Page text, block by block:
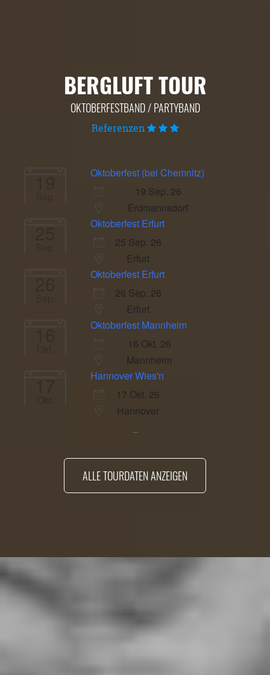
BERGLUFT TOUR
OKTOBERFESTBAND / PARTYBAND
Referenzen
19
Oktoberfest (bei Chemnitz)
19 Sep. 26
Erdmannsdorf
25
Oktoberfest Erfurt
25 Sep. 26
Erfurt
26
Oktoberfest Erfurt
26 Sep. 26
Erfurt
16
Oktoberfest Mannheim
16 Okt. 26
Mannheim
17
Hannover Wies'n
17 Okt. 26
Hannover
...
ALLE TOURDATEN ANZEIGEN